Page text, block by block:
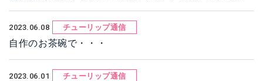
2023.06.08 チューリップ通信
自作のお茶碗で・・・
2023.06.01 チューリップ通信